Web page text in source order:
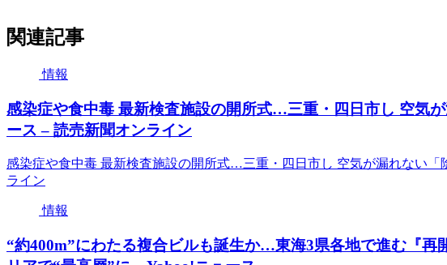
関連記事
情報
感染症や食中毒 最新検査施設の開所式…三重・四日市し 空気
ース – 読売新聞オンライン
感染症や食中毒 最新検査施設の開所式…三重・四日市し 空気が漏れない
ライン
情報
“約400m”にわたる複合ビルも誕生か…東海3県各地で進む『再